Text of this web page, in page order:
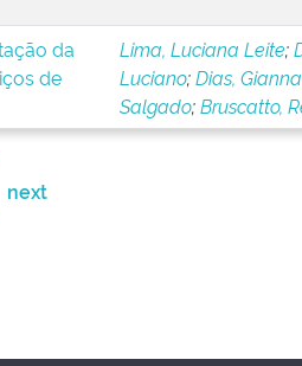
da
de
Lima, Luciana Leite;
Luciano;Dias,
Salgado;Bruscatto,
next